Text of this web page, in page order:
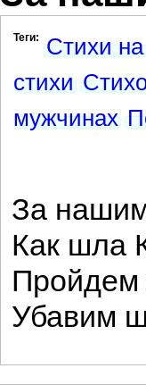
Теги: Стихи
стихи
мужчинах
За
Как шла
Пройдем
Убавим